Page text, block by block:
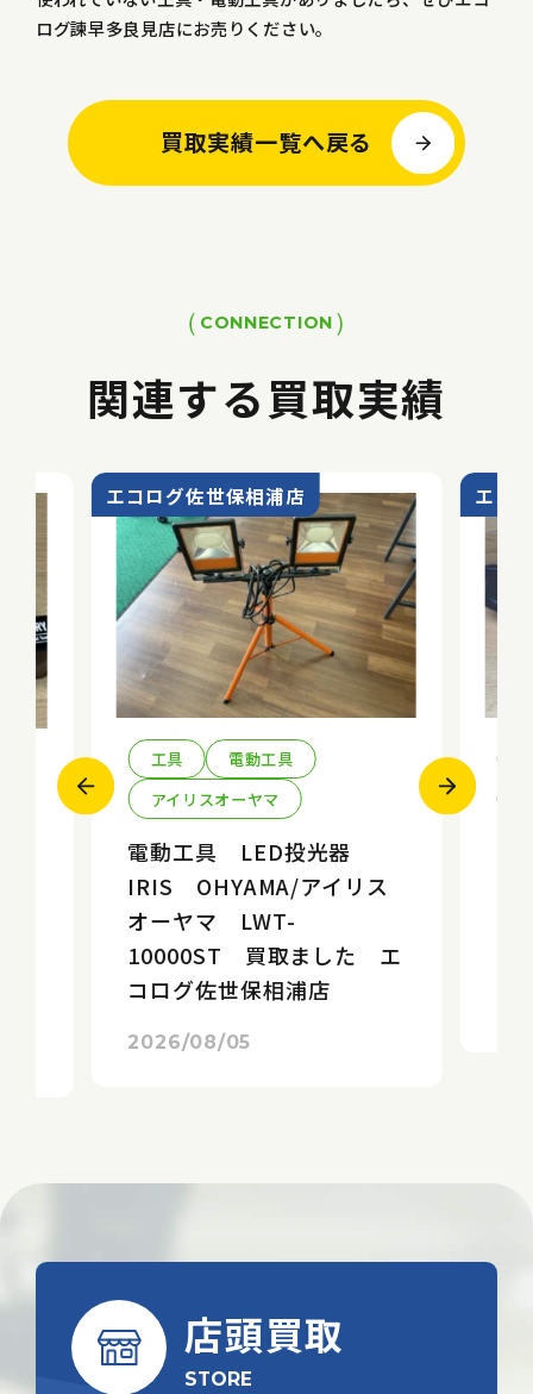
ログ諫早多良見店にお売りください。
買取実績一覧へ戻る
CONNECTION
関連する買取実績
エコログ佐世保相浦店
工具
電動工具
アイリスオーヤマ
電動工具 LED投光器
IRIS OHYAMA/アイリス
オーヤマ LWT-
10000ST 買取ました エ
コログ佐世保相浦店
2026/08/05
エコ
店頭買取
STORE